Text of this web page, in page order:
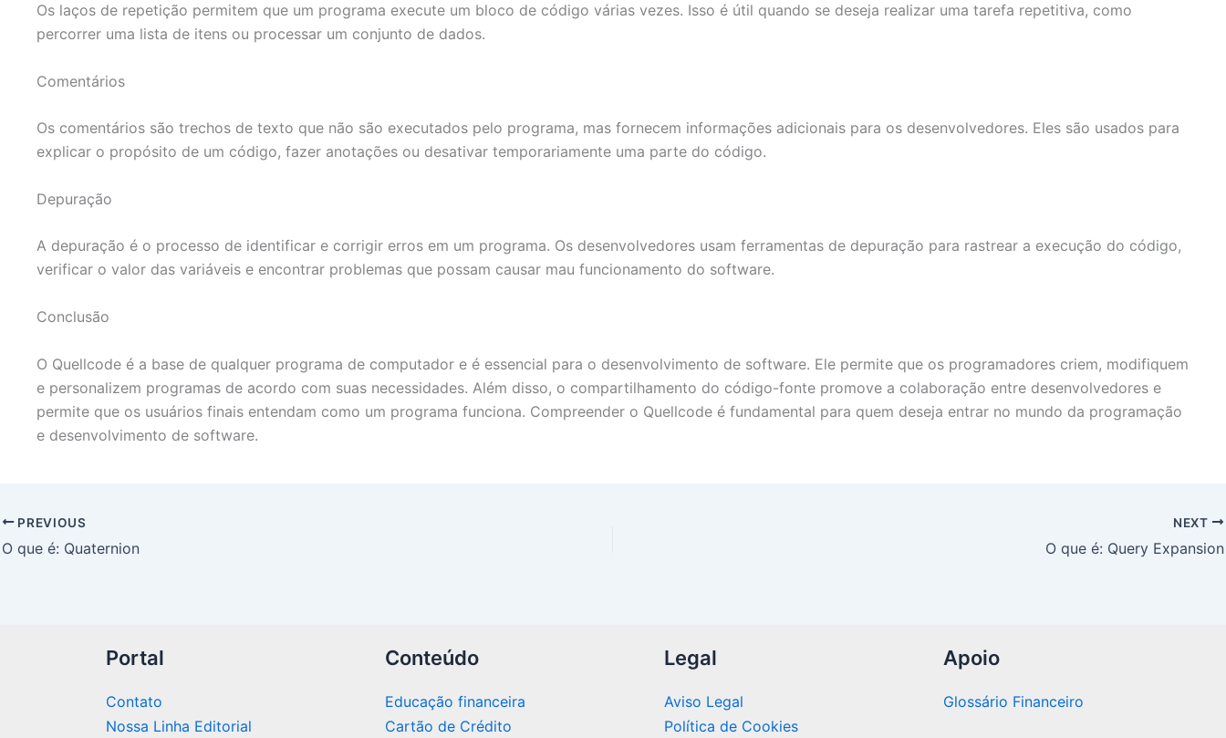
Os laços de repetição permitem que um programa execute um bloco de código várias vezes. Isso é útil quando se deseja realizar uma tarefa repetitiva, como
percorrer uma lista de itens ou processar um conjunto de dados.
Comentários
Os comentários são trechos de texto que não são executados pelo programa, mas fornecem informações adicionais para os desenvolvedores. Eles são usados para
explicar o propósito de um código, fazer anotações ou desativar temporariamente uma parte do código.
Depuração
A depuração é o processo de identificar e corrigir erros em um programa. Os desenvolvedores usam ferramentas de depuração para rastrear a execução do código,
verificar o valor das variáveis e encontrar problemas que possam causar mau funcionamento do software.
Conclusão
O Quellcode é a base de qualquer programa de computador e é essencial para o desenvolvimento de software. Ele permite que os programadores criem, modifiquem
e personalizem programas de acordo com suas necessidades. Além disso, o compartilhamento do código-fonte promove a colaboração entre desenvolvedores e
permite que os usuários finais entendam como um programa funciona. Compreender o Quellcode é fundamental para quem deseja entrar no mundo da programação
e desenvolvimento de software.
PREVIOUS
O que é: Quaternion
NEXT
O que é: Query Expansion
Portal
Contato
Nossa Linha Editorial
Conteúdo
Educação financeira
Cartão de Crédito
Legal
Aviso Legal
Política de Cookies
Apoio
Glossário Financeiro